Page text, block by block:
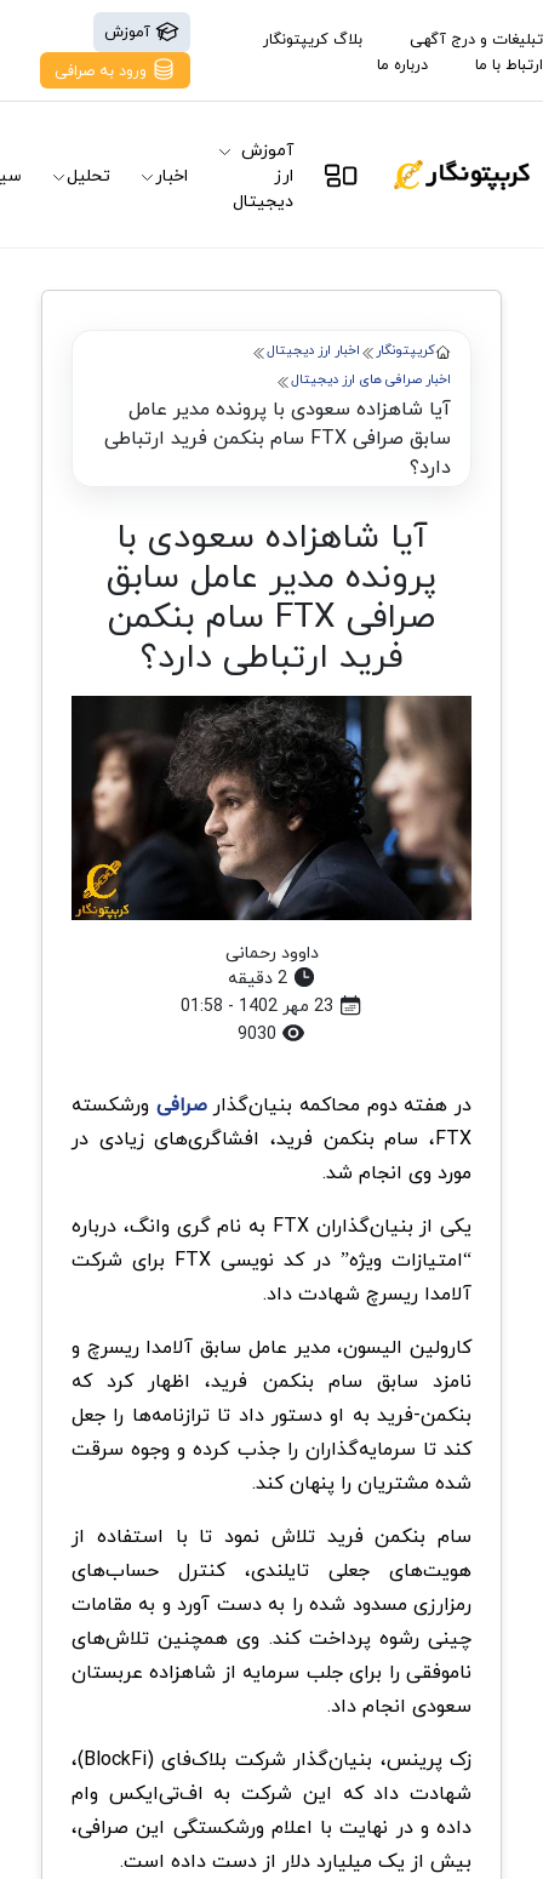
تبلیغات و درج آگهی
بلاگ کریپتونگار
ارتباط با ما
درباره ما
آموزش
ورود به صرافی
آموزش
ارز
دیجیتال
اخبار تحلیل
کریپتونگار
اخبار ارز دیجیتال
اخبار صرافی های ارز دیجیتال
آیا شاهزاده سعودی با پرونده مدیر عامل
سابق صرافی FTX سام بنکمن فرید ارتباطی
دارد؟
آیا شاهزاده سعودی با
پرونده مدیر عامل سابق
صرافی FTX سام بنکمن
فرید ارتباطی دارد؟
داوود رحمانی
2 دقیقه
در هفته دوم محاکمه بنیان‌گذارصرافی ورشکسته
FTX، سام بنکمن فرید، افشاگری‌های زیادی در
مورد وی انجام شد.
یکی از بنیان‌گذاران FTX به نام گری وانگ، درباره
“امتیازات ویژه” در کد نویسی FTX برای شرکت
آلامدا ریسرچ شهادت داد.
کارولین الیسون، مدیر عامل سابق آلامدا ریسرچ و
نامزد سابق سام بنکمن فرید، اظهار کرد که
بنکمن-فرید به او دستور داد تا ترازنامه‌ها را جعل
کند تا سرمایه‌گذاران را جذب کرده و وجوه سرقت
شده مشتریان را پنهان کند.
سام بنکمن فرید تلاش نمود تا با استفاده از
هویت‌های جعلی تایلندی، کنترل حساب‌های
رمزارزی مسدود شده را به دست آورد و به مقامات
چینی رشوه پرداخت کند. وی همچنین تلاش‌های
ناموفقی را برای جلب سرمایه از شاهزاده عربستان
سعودی انجام داد.
زک پرینس، بنیان‌گذار شرکت بلاک‌فای (BlockFi)،
شهادت داد که این شرکت به اف‌تی‌ایکس وام
داده و در نهایت با اعلام ورشکستگی این صرافی،
بیش از یک میلیارد دلار از دست داده است.